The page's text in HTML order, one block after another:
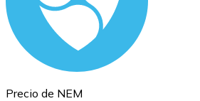
ETH
Precio de NEM